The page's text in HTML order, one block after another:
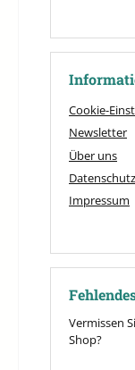
Cookie-
Newsletter
Über uns
Datenschutz
Impressum
Vermissen
Shop?